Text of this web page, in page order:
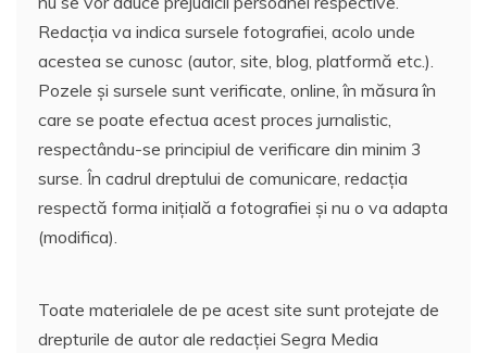
Redacția va indica sursele fotografiei, acolo unde
acestea se cunosc (autor, site, blog, platformă etc.).
Pozele și sursele sunt verificate, online, în măsura în
care se poate efectua acest proces jurnalistic,
respectându-se principiul de verificare din minim 3
surse. În cadrul dreptului de comunicare, redacția
respectă forma inițială a fotografiei și nu o va adapta
(modifica).
Toate materialele de pe acest site sunt protejate de
drepturile de autor ale redacției Segra Media